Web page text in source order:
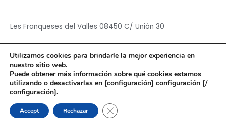
Les Franqueses del Valles 08450 C/ Unión 30
Copyright © 2026Hun Yuan Chen
Powered byHun Yuan Chen
Utilizamos cookies para brindarle la mejor experiencia en
nuestro sitio web.
Puede obtener más información sobre qué cookies estamos
utilizando o desactivarlas en [configuración] configuración [/
configuración].
Accept Rechazar CERRAR EL BANNER DE